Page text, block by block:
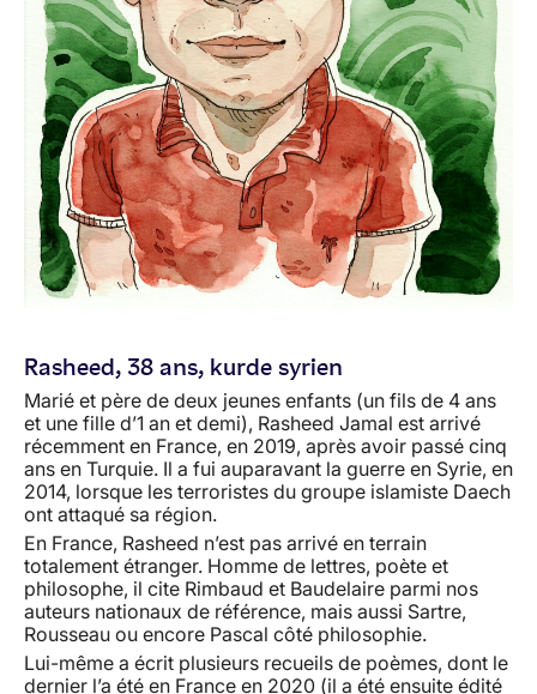
Rasheed, 38 ans, kurde syrien
Marié et père de deux jeunes enfants (un fils de 4 ans
et une fille d’1 an et demi), Rasheed Jamal est arrivé
récemment en France, en 2019, après avoir passé cinq
ans en Turquie. Il a fui auparavant la guerre en Syrie, en
2014, lorsque les terroristes du groupe islamiste Daech
ont attaqué sa région.
En France, Rasheed n’est pas arrivé en terrain
totalement étranger. Homme de lettres, poète et
philosophe, il cite Rimbaud et Baudelaire parmi nos
auteurs nationaux de référence, mais aussi Sartre,
Rousseau ou encore Pascal côté philosophie.
Lui-même a écrit plusieurs recueils de poèmes, dont le
dernier l’a été en France en 2020 (il a été ensuite édité